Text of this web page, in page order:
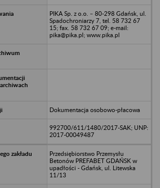
PIKA Sp. z o.o. – 80-298 Gdańsk, ul.
Spadochroniarzy 7, tel. 58 732 67
15; fax. 58 732 67 09; e-mail:
pika@pika.pl; www.pika.pl
Dokumentacja osobowo-płacowa
992700/611/1480/2017-SAK; UNP:
2017-00049487
Przedsiębiorstwo Przemysłu
Betonów PREFABET GDAŃSK w
upadłości - Gdańsk, ul. Litewska
11/13